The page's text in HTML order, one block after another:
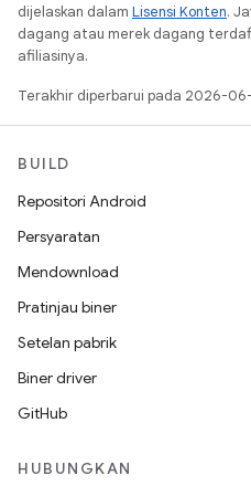
dijelaskan dalam Lisensi Konten.
dagang atau merek dagang
afiliasinya.
Terakhir diperbarui pada 2026-
BUILD
Repositori Android
Persyaratan
Mendownload
Pratinjau biner
Setelan pabrik
Biner driver
GitHub
HUBUNGKAN